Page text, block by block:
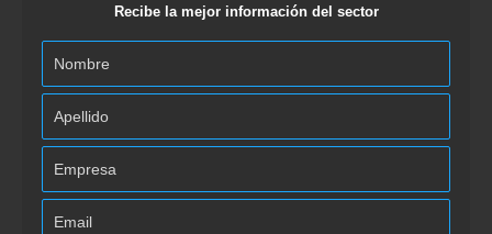
Recibe la mejor información del sector